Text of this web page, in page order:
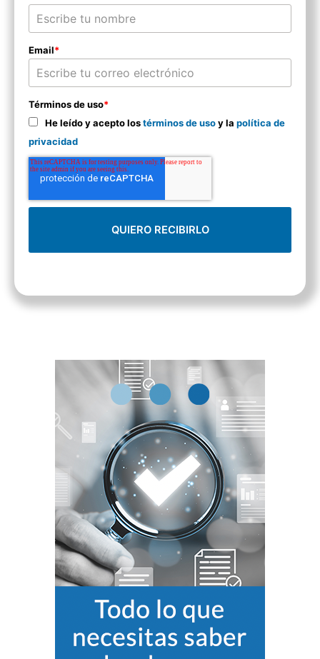
Email*
Términos de uso*
He leído y acepto lostérminos de usoy la política de
privacidad